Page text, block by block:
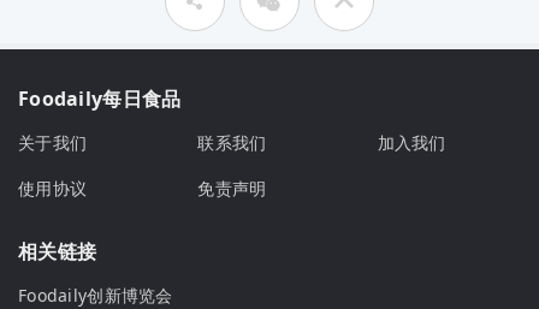
Foodaily每日食品
关于我们 联系我们
加入我们
使用协议
免责声明
相关链接
Foodaily创新博览会